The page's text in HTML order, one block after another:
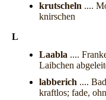
krutscheln ....
knirschen
L
Laabla ....
Laibchen
labberich ....
kraftlos; fade,